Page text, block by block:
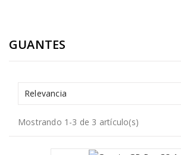
GUANTES
Relevancia
Mostrando 1-3 de 3 artículo(s)